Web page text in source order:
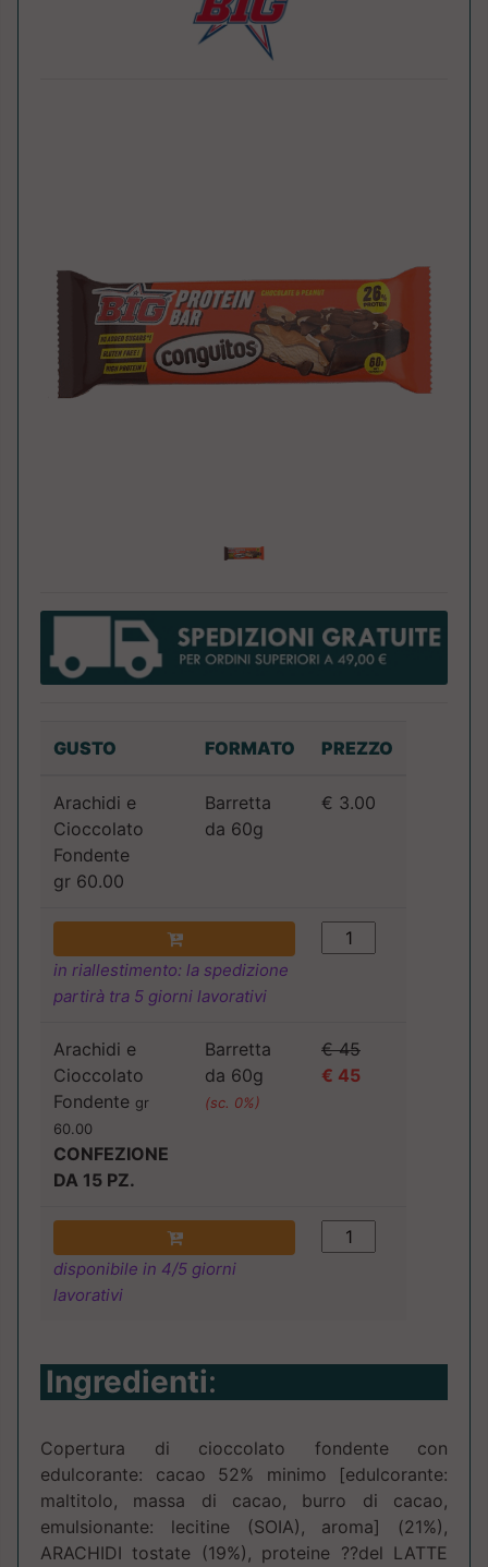
GUSTO FORMATO PREZZO
Arachidi e
Cioccolato
Fondente
gr 60.00
Barretta
da 60g
€ 3.00
in riallestimento: la spedizione
partirà tra 5 giorni lavorativi
Arachidi e
Cioccolato
Fondente gr
60.00
CONFEZIONE
DA 15 PZ.
Barretta
da 60g
(sc. 0%)
€ 45
€ 45
disponibile in 4/5 giorni
lavorativi
Ingredienti:
Copertura di cioccolato fondente con
edulcorante: cacao 52% minimo [edulcorante:
maltitolo, massa di cacao, burro di cacao,
emulsionante: lecitine (SOIA), aroma] (21%),
ARACHIDI tostate (19%), proteine ??del LATTE